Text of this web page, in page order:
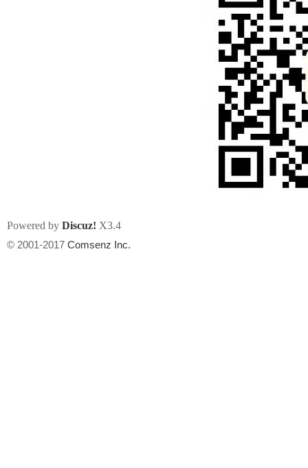
Powered by Discuz! X3.4
© 2001-2017 Comsenz Inc.